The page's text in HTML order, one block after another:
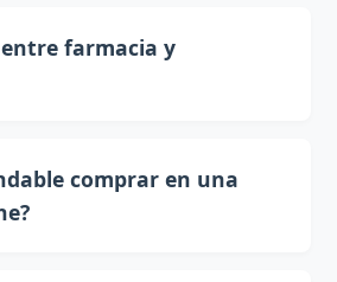
farmacia y
comprar en una